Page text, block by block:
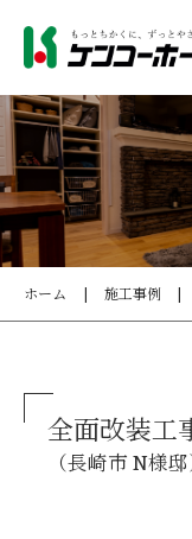
ホーム 施工事例
全面改装工
（長崎市 N様邸